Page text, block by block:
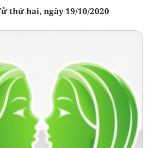
thứ hai, ngày 19/10/2020